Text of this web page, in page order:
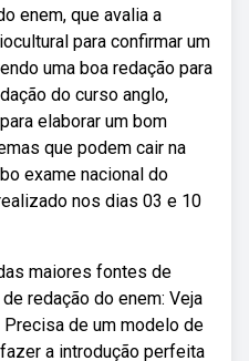
enem, que avalia a
para confirmar um
uma boa redação para
do curso anglo,
elaborar um bom
que podem cair na
exame nacional do
nos dias 03 e 10
maiores fontes de
redação do enem: Veja
de um modelo de
a introdução perfeita